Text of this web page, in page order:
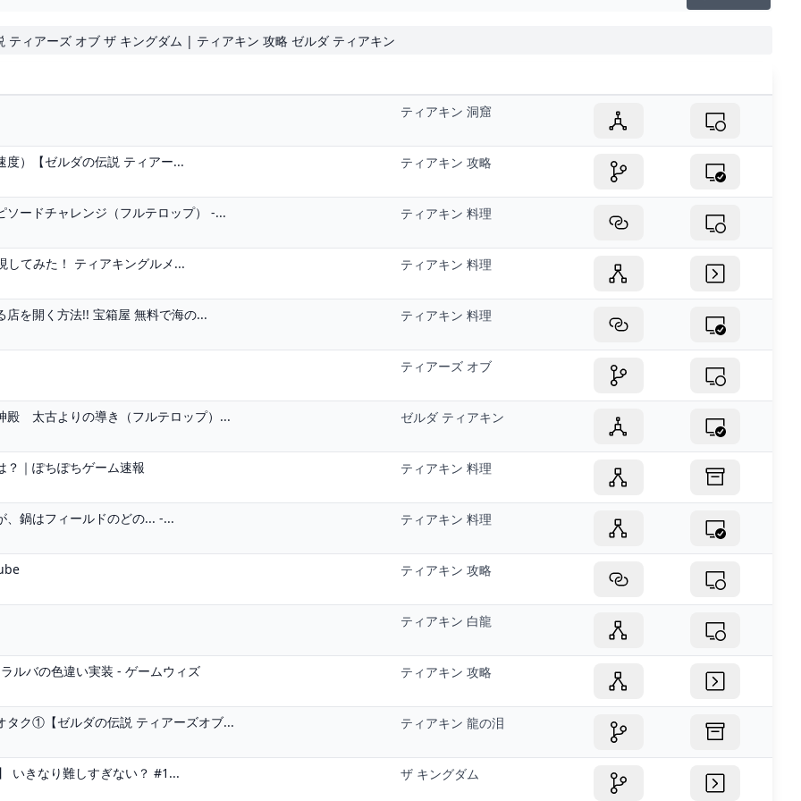
ティアーズ オブ ザ キングダム | ティアキン 攻略 ゼルダ ティアキン
ティアキン 洞窟
）【ゼルダの伝説 ティアー... ティアキン 攻略
ードチャレンジ（フルテロップ） -... ティアキン 料理
してみた！ ティアキングルメ... ティアキン 料理
を開く方法!! 宝箱屋 無料で海の... ティアキン 料理
ティアーズ オブ
太古よりの導き（フルテロップ）... ゼルダ ティアキン
？｜ぽちぽちゲーム速報 ティアキン 料理
、鍋はフィールドのどの... -... ティアキン 料理
ティアキン 攻略
ティアキン 白龍
ルバの色違い実装 - ゲームウィズ ティアキン 攻略
タク①【ゼルダの伝説 ティアーズオブ... ティアキン 龍の泪
いきなり難しすぎない？ #1... ザ キングダム